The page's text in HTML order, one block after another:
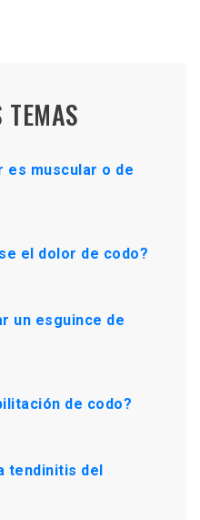
TEMAS
es muscular o de
el dolor de codo?
un esguince de
de codo?
tendinitis del